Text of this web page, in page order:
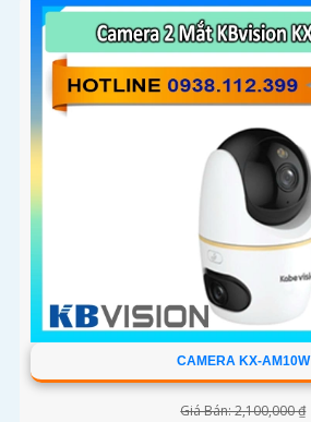
CAMERA KX-AM10W
Giá Bán: 2,100,000 ₫